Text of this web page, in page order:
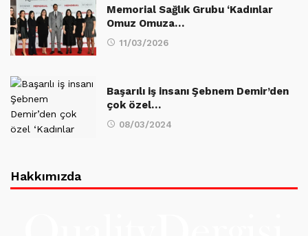
Memorial Sağlık Grubu ‘Kadınlar
Omuz Omuza…
11/03/2026
Başarılı iş insanı Şebnem Demir’den
çok özel…
08/03/2024
Hakkımızda